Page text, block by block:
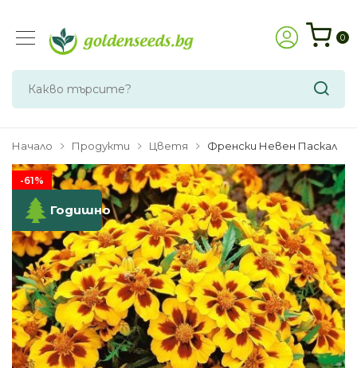
0
Начало Продукти Цветя Френски Невен Паскал
Годишно
-61%